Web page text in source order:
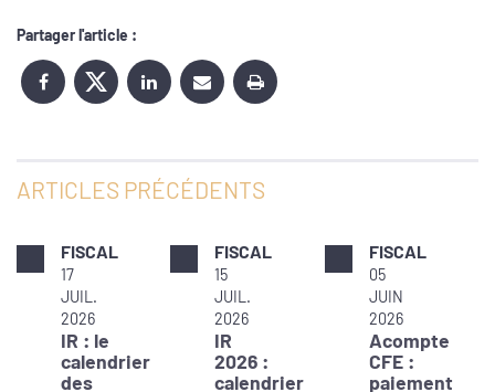
Partager l'article :
ARTICLES PRÉCÉDENTS
FISCAL
17
JUIL.
2026
IR : le
calendrier
des
FISCAL
15
JUIL.
2026
IR
2026 :
calendrier
FISCAL
05
JUIN
2026
Acompte
CFE :
paiement